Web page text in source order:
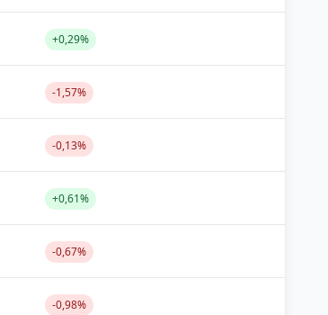
+0,29%
-1,57%
-0,13%
+0,61%
-0,67%
-0,98%